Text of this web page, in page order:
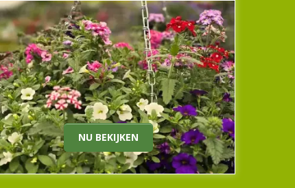
NU BEKIJKEN
Bij het vergroenen van de buitenruimte hoeven
we ons niet te beperken tot borders, potten en
klimplanten. We kunnen ook de hoogte in! Hoe
mooi is het niet om aan een haak aan de woning
of aan de overkapping een prachtige hanging
basket te hangen, volop in bloei? Wij hebben een
mooi assortiment klaar'hangen'!
Nu bekijken